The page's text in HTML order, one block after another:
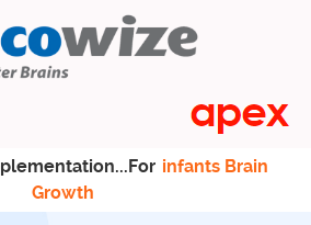
infants Brain
Growth